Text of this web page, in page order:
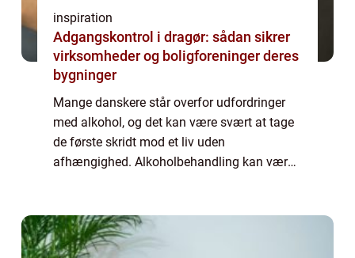
inspiration
Adgangskontrol i dragør: sådan sikrer
virksomheder og boligforeninger deres
bygninger
Mange danskere står overfor udfordringer
med alkohol, og det kan være svært at tage
de første skridt mod et liv uden
afhængighed. Alkoholbehandling kan være